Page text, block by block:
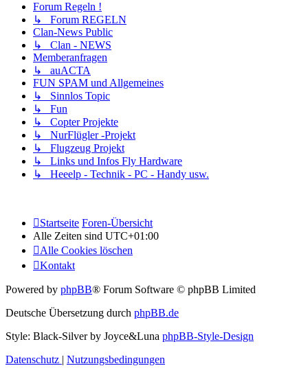
Forum Regeln !
↳ Forum REGELN
Clan-News Public
↳ Clan - NEWS
Memberanfragen
↳ auACTA
FUN SPAM und Allgemeines
↳ Sinnlos Topic
↳ Fun
↳ Copter Projekte
↳ NurFlügler -Projekt
↳ Flugzeug Projekt
↳ Links und Infos Fly Hardware
↳ Heeelp - Technik - PC - Handy usw.
Startseite Foren-Übersicht
Alle Zeiten sind UTC+01:00
Alle Cookies löschen
Kontakt
Powered by phpBB® Forum Software © phpBB Limited
Deutsche Übersetzung durch phpBB.de
Style: Black-Silver by Joyce&Luna phpBB-Style-Design
Datenschutz | Nutzungsbedingungen